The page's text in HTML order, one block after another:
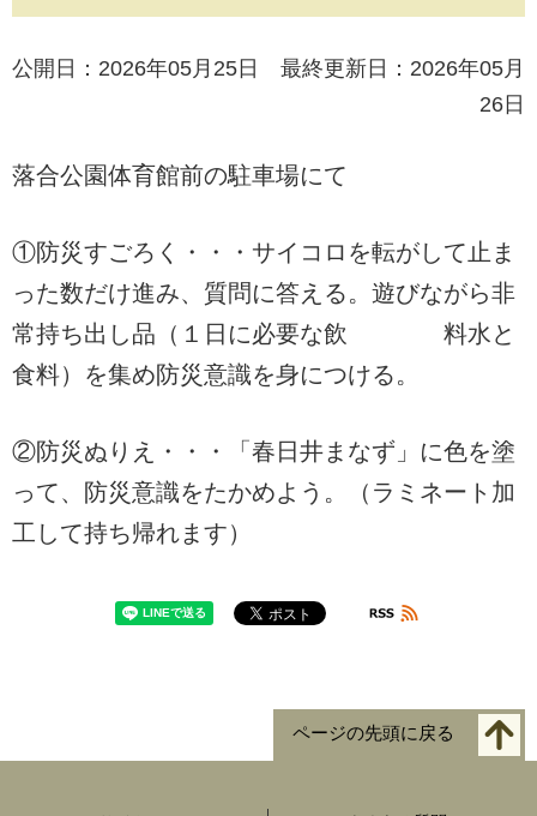
公開日：2026年05月25日 最終更新日：2026年05月
26日
落合公園体育館前の駐車場にて
①防災すごろく・・・サイコロを転がして止ま
った数だけ進み、質問に答える。遊びながら非
常持ち出し品（１日に必要な飲 料水と
食料）を集め防災意識を身につける。
②防災ぬりえ・・・「春日井まなず」に色を塗
って、防災意識をたかめよう。（ラミネート加
工して持ち帰れます）
ページの先頭に戻る